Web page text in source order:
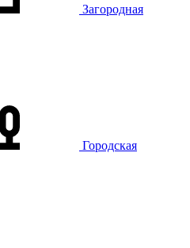
Загородная
Городская